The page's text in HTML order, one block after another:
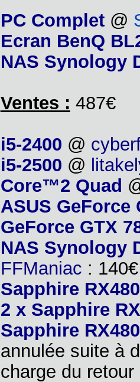
PC Complet@
Ecran BenQ
NAS Synology
Ventes : 487€
i5-2400 @
i5-2500 @
Core™2 Quad
ASUS GeForce
GeForce GTX
NAS Synology
FFManiac : 140€
Sapphire
2 x Sapphire
Sapphire RX480
annulée suite à
charge du